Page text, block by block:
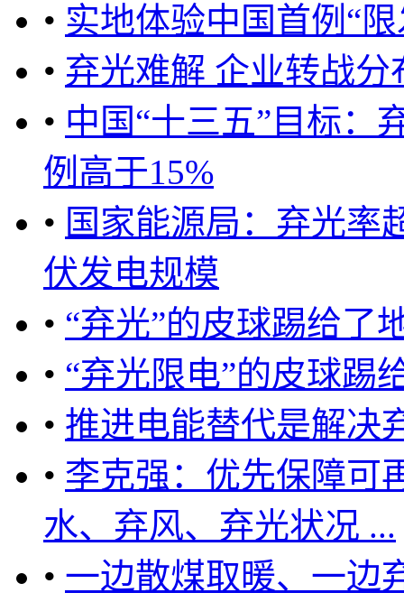
• 实地体验中国首例“
• 弃光难解 企业转战分
• 中国“十三五”目标：
例高于15%
• 国家能源局：弃光率
伏发电规模
• “弃光”的皮球踢给了
• “弃光限电”的皮球踢
• 推进电能替代是解决
• 李克强：优先保障可
水、弃风、弃光状况 ...
• 一边散煤取暖、一边